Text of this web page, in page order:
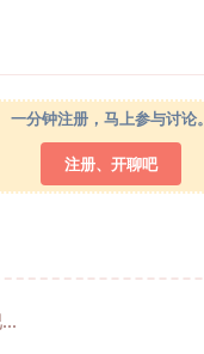
一分钟注册，马上参与讨论。
注册、开聊吧